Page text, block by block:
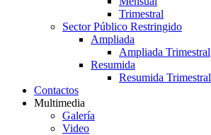
Trimestral
Sector Público Restringido
Ampliada
Ampliada Trimestral
Resumida
Resumida Trimestral
Contactos
Multimedia
Galería
Video